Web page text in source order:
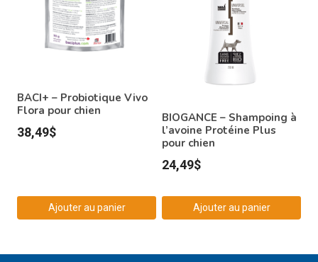
BACI+ – Probiotique Vivo
Flora pour chien
38,49$
Ajouter au panier
BIOGANCE – Shampoing à
l’avoine Protéine Plus
pour chien
24,49$
Ajouter au panier